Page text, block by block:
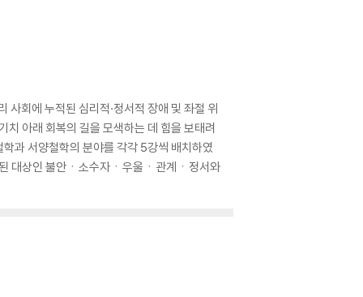
사회에 누적된 심리적·정서적 장애 및 좌절 위
치 아래 회복의 길을 모색하는 데 힘을 보태려
과 서양철학의 분야를 각각 5강씩 배치하였
대상인 불안ㆍ소수자ㆍ우울ㆍ관계ㆍ정서와